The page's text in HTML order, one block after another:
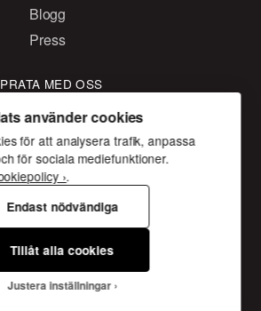
Blogg
Press
PRATA MED OSS
Kontakta oss
Facebook
Twitter
kristna råd
, Bromma
Gustavslundsvägen 18
använder cookies
för att analysera trafik, anpassa
för sociala mediefunktioner.
›.
Endast nödvändiga
Tillåt alla cookies
Justera inställningar